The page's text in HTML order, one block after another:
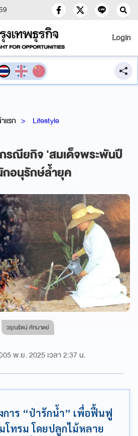
Login
แรก Lifestyle
รณียกิจ 'สมเด็จพระพันปี
กอนุรักษ์ล้ำยุค
วรุณรัตน์ คัทมาตย์
าน
05 พ.ย. 2025 เวลา 2:37 น.
การ “ป่ารักน้ำ” เพื่อฟื้นฟู
โทรม โดยปลูกไม้หลาย